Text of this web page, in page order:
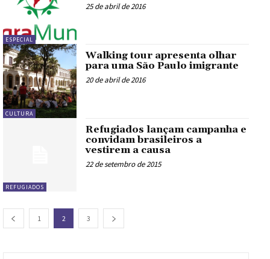
ESPECIAL
25 de abril de 2016
CULTURA
Walking tour apresenta olhar
para uma São Paulo imigrante
20 de abril de 2016
REFUGIADOS
Refugiados lançam campanha e
convidam brasileiros a
vestirem a causa
22 de setembro de 2015
1 2 3